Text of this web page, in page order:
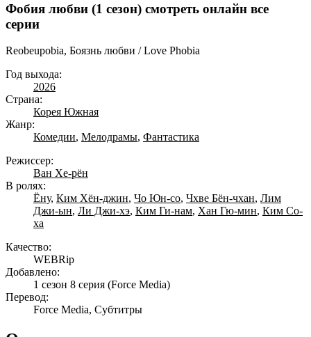
Фобия любви (1 сезон) смотреть онлайн все
серии
Reobeupobia, Боязнь любви / Love Phobia
Год выхода:
2026
Страна:
Корея Южная
Жанр:
Комедии, Мелодрамы, Фантастика
Режиссер:
Ван Хе-рён
В ролях:
Ёну, Ким Хён-джин, Чо Юн-со, Чхве Бён-чхан, Лим
Джи-ын, Ли Джи-хэ, Ким Ги-нам, Хан Гю-мин, Ким Со-
ха
Качество:
WEBRip
Добавлено:
1 сезон 8 серия (Force Media)
Перевод:
Force Media, Субтитры